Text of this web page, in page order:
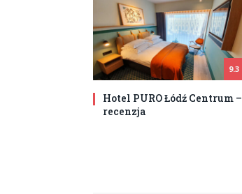
9.3
Hotel PURO Łódź Centrum –
recenzja